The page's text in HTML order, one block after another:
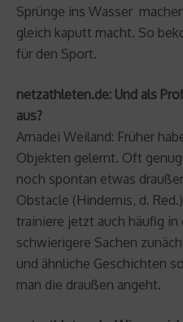
Sprünge ins Wasser
gleich kaputt macht. So
für den Sport.
netzathleten.de: Und als
aus?
Amadei Weiland: Früher
Objekten gelernt. Oft
noch spontan etwas
Obstacle (Hindernis, d.
trainiere jetzt auch häufig in
schwierigere Sachen
und ähnliche Geschichten
man die draußen angeht.